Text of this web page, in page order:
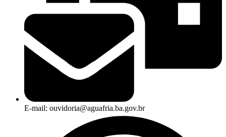
E-mail: ouvidoria@aguafria.ba.gov.br